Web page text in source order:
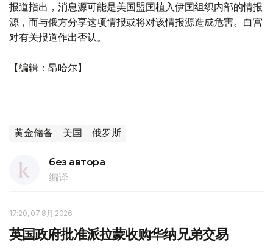
报道指出，消息源可能是美国盟国植入伊国组织内部的情报
源，而与俄方分享这项情报或将对该情报源造成危害。白宫
对有关报道作出否认。
【编辑：昂哈尔】
黄金储备 美国 俄罗斯
без автора
编译
17:20, 07 8月 2026
英国政府批准派拉蒙收购华纳兄弟交易